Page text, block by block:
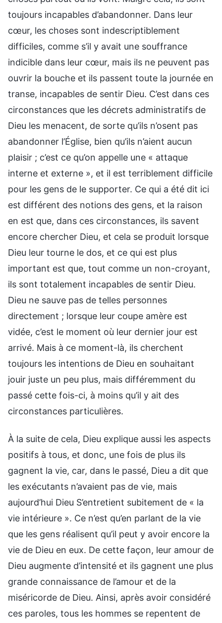
toujours incapables d’abandonner. Dans leur
cœur, les choses sont indescriptiblement
difficiles, comme s’il y avait une souffrance
indicible dans leur cœur, mais ils ne peuvent pas
ouvrir la bouche et ils passent toute la journée en
transe, incapables de sentir Dieu. C’est dans ces
circonstances que les décrets administratifs de
Dieu les menacent, de sorte qu’ils n’osent pas
abandonner l’Église, bien qu’ils n’aient aucun
plaisir ; c’est ce qu’on appelle une « attaque
interne et externe », et il est terriblement difficile
pour les gens de le supporter. Ce qui a été dit ici
est différent des notions des gens, et la raison
en est que, dans ces circonstances, ils savent
encore chercher Dieu, et cela se produit lorsque
Dieu leur tourne le dos, et ce qui est plus
important est que, tout comme un non-croyant,
ils sont totalement incapables de sentir Dieu.
Dieu ne sauve pas de telles personnes
directement ; lorsque leur coupe amère est
vidée, c’est le moment où leur dernier jour est
arrivé. Mais à ce moment-là, ils cherchent
toujours les intentions de Dieu en souhaitant
jouir juste un peu plus, mais différemment du
passé cette fois-ci, à moins qu’il y ait des
circonstances particulières.
À la suite de cela, Dieu explique aussi les aspects
positifs à tous, et donc, une fois de plus ils
gagnent la vie, car, dans le passé, Dieu a dit que
les exécutants n’avaient pas de vie, mais
aujourd’hui Dieu S’entretient subitement de « la
vie intérieure ». Ce n’est qu’en parlant de la vie
que les gens réalisent qu’il peut y avoir encore la
vie de Dieu en eux. De cette façon, leur amour de
Dieu augmente d’intensité et ils gagnent une plus
grande connaissance de l’amour et de la
miséricorde de Dieu. Ainsi, après avoir considéré
ces paroles, tous les hommes se repentent de